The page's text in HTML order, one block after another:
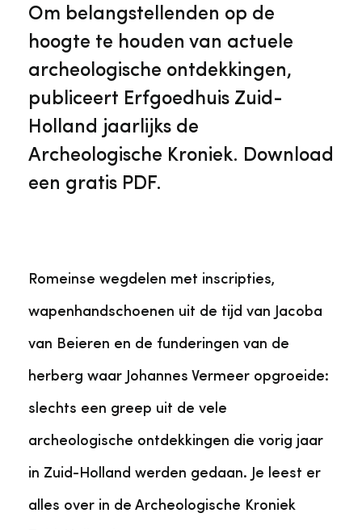
Museumplatform Zuid-Holland
Collectiebeheer
Geschiedenis van Zuid-Holland
Bekijk alle diensten
Veelgestelde vragen
Ons team
Over de Monumentenwacht
Voorpagina Monumentenwacht
Jaarstukken
Vacatures
Tarieven
Algemene voorwaarden
Om belangstellenden op de
hoogte te houden van actuele
archeologische ontdekkingen,
publiceert Erfgoedhuis Zuid-
Holland jaarlijks de
Archeologische Kroniek. Download
een gratis PDF.
Romeinse wegdelen met inscripties,
wapenhandschoenen uit de tijd van Jacoba
van Beieren en de funderingen van de
herberg waar Johannes Vermeer opgroeide:
slechts een greep uit de vele
archeologische ontdekkingen die vorig jaar
in Zuid-Holland werden gedaan. Je leest er
alles over in de Archeologische Kroniek